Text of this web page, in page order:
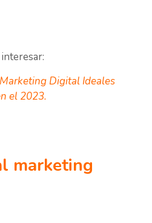
Digital Ideales
el 2023.
marketing